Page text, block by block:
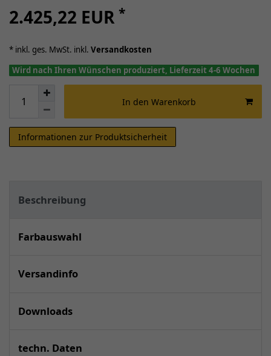
2.425,22 EUR *
* inkl. ges. MwSt. inkl. Versandkosten
Wird nach Ihren Wünschen produziert, Lieferzeit 4-6 Wochen
In den Warenkorb
Informationen zur Produktsicherheit
Beschreibung
Farbauswahl
Versandinfo
Downloads
techn. Daten